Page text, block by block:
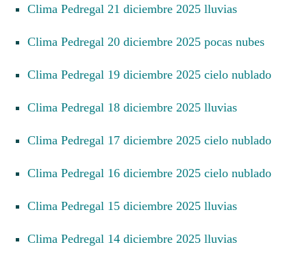
Clima Pedregal 21 diciembre 2025 lluvias
Clima Pedregal 20 diciembre 2025 pocas nubes
Clima Pedregal 19 diciembre 2025 cielo nublado
Clima Pedregal 18 diciembre 2025 lluvias
Clima Pedregal 17 diciembre 2025 cielo nublado
Clima Pedregal 16 diciembre 2025 cielo nublado
Clima Pedregal 15 diciembre 2025 lluvias
Clima Pedregal 14 diciembre 2025 lluvias